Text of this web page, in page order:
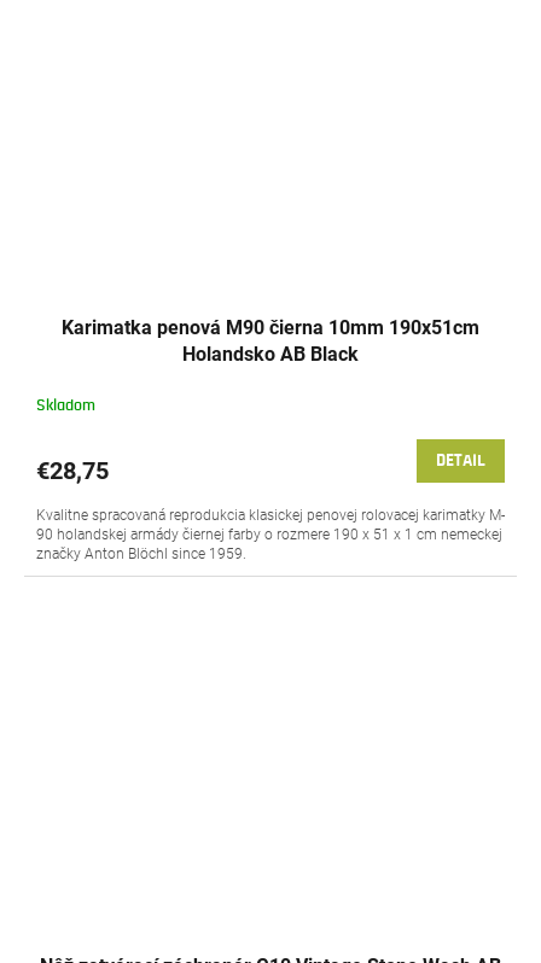
Karimatka penová M90 čierna 10mm 190x51cm
Holandsko AB Black
Skladom
€28,75 DETAIL
Kvalitne spracovaná reprodukcia klasickej penovej rolovacej karimatky M-
90 holandskej armády čiernej farby o rozmere 190 x 51 x 1 cm nemeckej
značky Anton Blöchl since 1959.